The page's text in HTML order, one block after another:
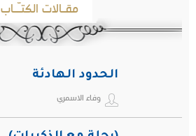
مقـالات الكتـّـاب
الحدود الهادئة
وفاء الاسمري